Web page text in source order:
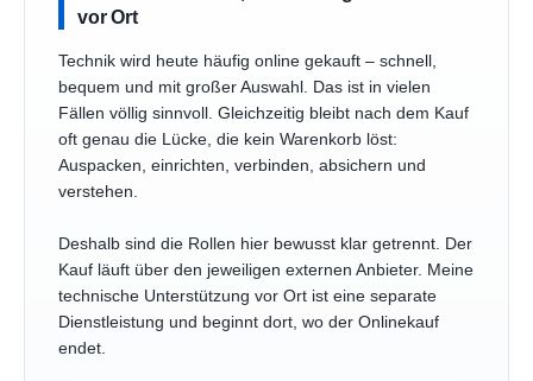
vor Ort
Technik wird heute häufig online gekauft – schnell,
bequem und mit großer Auswahl. Das ist in vielen
Fällen völlig sinnvoll. Gleichzeitig bleibt nach dem Kauf
oft genau die Lücke, die kein Warenkorb löst:
Auspacken, einrichten, verbinden, absichern und
verstehen.
Deshalb sind die Rollen hier bewusst klar getrennt. Der
Kauf läuft über den jeweiligen externen Anbieter. Meine
technische Unterstützung vor Ort ist eine separate
Dienstleistung und beginnt dort, wo der Onlinekauf
endet.